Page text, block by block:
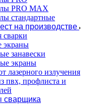
PRO MAX
стандартные
на производстве
экраны
занавески
экраны
лазерного излучения
пвх, профлиста и
сварщика